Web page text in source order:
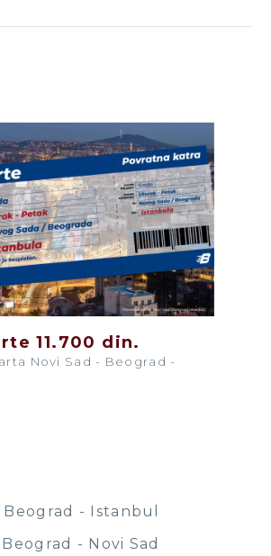
11.700 din.
Novi Sad - Beograd -
Beograd - Istanbul
- Novi Sad